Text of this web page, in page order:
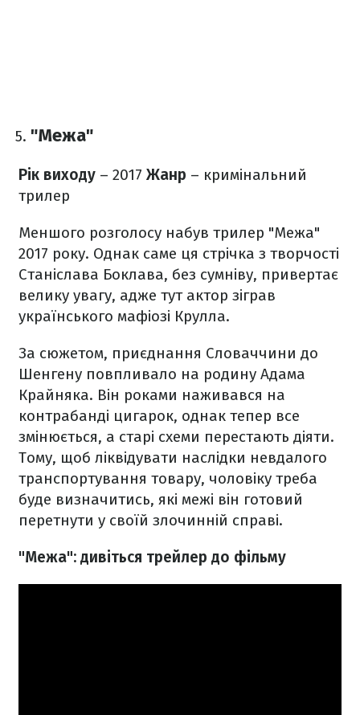
"Межа"
Рік виходу – 2017 Жанр – кримінальний
трилер
Меншого розголосу набув трилер "Межа"
2017 року. Однак саме ця стрічка з творчості
Станіслава Боклава, без сумніву, привертає
велику увагу, адже тут актор зіграв
українського мафіозі Крулла.
За сюжетом, приєднання Словаччини до
Шенгену повпливало на родину Адама
Крайняка. Він роками наживався на
контрабанді цигарок, однак тепер все
змінюється, а старі схеми перестають діяти.
Тому, щоб ліквідувати наслідки невдалого
транспортування товару, чоловіку треба
буде визначитись, які межі він готовий
перетнути у своїй злочинній справі.
"Межа": дивіться трейлер до фільму